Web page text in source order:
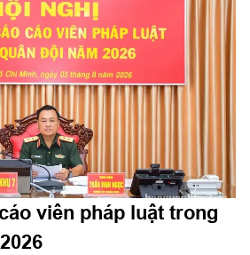
(Bộ Tư lệnh TP Hồ Chí Minh).
viên pháp luật trong